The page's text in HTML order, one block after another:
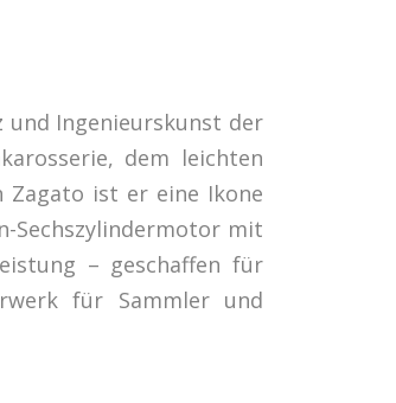
und Ingenieurskunst der
dem leichten
Zagato ist er eine Ikone
Sechszylindermotor mit
– geschaffen für
für Sammler und